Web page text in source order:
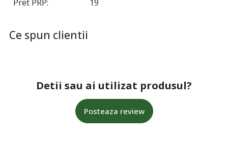
Pret PRP 19
Ce spun clientii
Detii sau ai utilizat produsul?
Posteaza review